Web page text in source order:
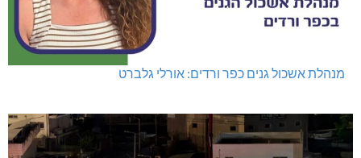
מנהלת אשכול גנים כפר ורדים: אורלי גלברט